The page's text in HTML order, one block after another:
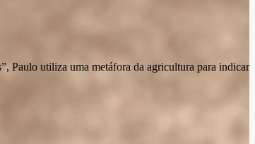
Paulo utiliza uma metáfora da agricultura para indicar